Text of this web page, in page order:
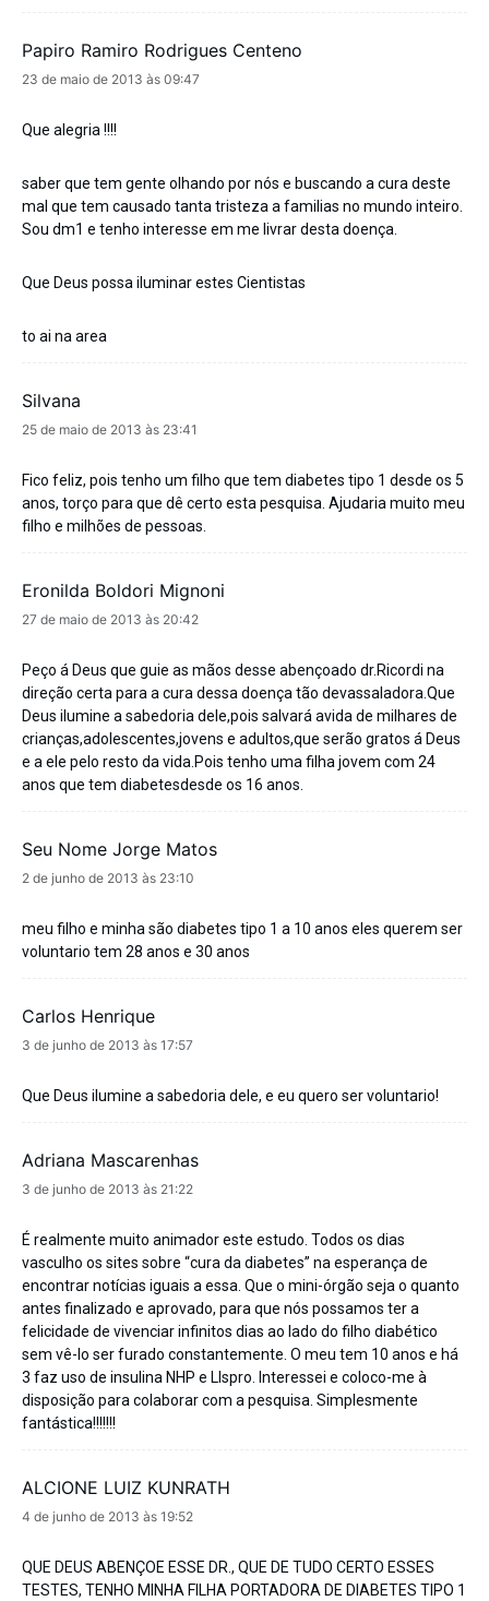
Papiro Ramiro Rodrigues Centeno
disse:
23 de maio de 2013 às 09:47
Que alegria !!!!
saber que tem gente olhando por nós e buscando a cura deste
mal que tem causado tanta tristeza a familias no mundo inteiro.
Sou dm1 e tenho interesse em me livrar desta doença.
Que Deus possa iluminar estes Cientistas
to ai na area
Silvana
disse:
25 de maio de 2013 às 23:41
Fico feliz, pois tenho um filho que tem diabetes tipo 1 desde os 5
anos, torço para que dê certo esta pesquisa. Ajudaria muito meu
filho e milhões de pessoas.
Eronilda Boldori Mignoni
disse:
27 de maio de 2013 às 20:42
Peço á Deus que guie as mãos desse abençoado dr.Ricordi na
direção certa para a cura dessa doença tão devassaladora.Que
Deus ilumine a sabedoria dele,pois salvará avida de milhares de
crianças,adolescentes,jovens e adultos,que serão gratos á Deus
e a ele pelo resto da vida.Pois tenho uma filha jovem com 24
anos que tem diabetesdesde os 16 anos.
Seu Nome Jorge Matos
disse:
2 de junho de 2013 às 23:10
meu filho e minha são diabetes tipo 1 a 10 anos eles querem ser
voluntario tem 28 anos e 30 anos
Carlos Henrique
disse:
3 de junho de 2013 às 17:57
Que Deus ilumine a sabedoria dele, e eu quero ser voluntario!
Adriana Mascarenhas
disse:
3 de junho de 2013 às 21:22
É realmente muito animador este estudo. Todos os dias
vasculho os sites sobre “cura da diabetes” na esperança de
encontrar notícias iguais a essa. Que o mini-órgão seja o quanto
antes finalizado e aprovado, para que nós possamos ter a
felicidade de vivenciar infinitos dias ao lado do filho diabético
sem vê-lo ser furado constantemente. O meu tem 10 anos e há
3 faz uso de insulina NHP e LIspro. Interessei e coloco-me à
disposição para colaborar com a pesquisa. Simplesmente
fantástica!!!!!!!
ALCIONE LUIZ KUNRATH
disse:
4 de junho de 2013 às 19:52
QUE DEUS ABENÇOE ESSE DR., QUE DE TUDO CERTO ESSES
TESTES, TENHO MINHA FILHA PORTADORA DE DIABETES TIPO 1